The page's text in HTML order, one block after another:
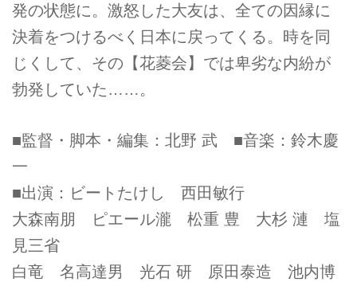
発の状態に。激怒した大友は、全ての因縁に
決着をつけるべく日本に戻ってくる。時を同
じくして、その【花菱会】では卑劣な内紛が
勃発していた……。
■監督・脚本・編集：北野 武 ■音楽：鈴木慶
一
■出演：ビートたけし 西田敏行
大森南朋 ピエール瀧 松重 豊 大杉 漣 塩
見三省
白竜 名高達男 光石 研 原田泰造 池内博